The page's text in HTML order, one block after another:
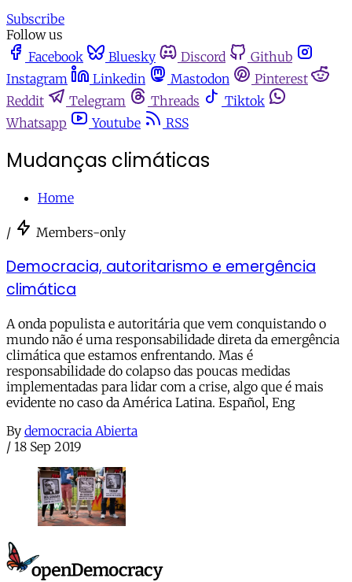
Subscribe
Follow us
Facebook
Bluesky Discord
Github
Instagram
Linkedin Mastodon
Pinterest
Reddit
Telegram Threads
Tiktok
Whatsapp
Youtube RSS
Mudanças climáticas
Home
/ Members-only
Democracia, autoritarismo e emergência
climática
A onda populista e autoritária que vem conquistando o
mundo não é uma responsabilidade direta da emergência
climática que estamos enfrentando. Mas é
responsabilidade do colapso das poucas medidas
implementadas para lidar com a crise, algo que é mais
evidente no caso da América Latina. Español, Eng
By democracia Abierta
/ 18 Sep 2019